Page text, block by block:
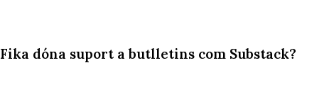
Fika dóna suport a butlletins com Substack?